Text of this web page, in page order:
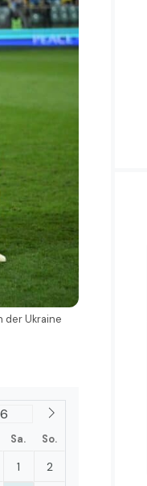
der Ukraine
Sa. So.
1 2